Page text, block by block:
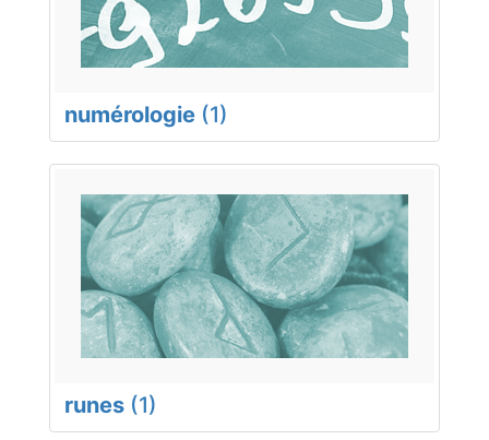
numérologie (1)
runes (1)